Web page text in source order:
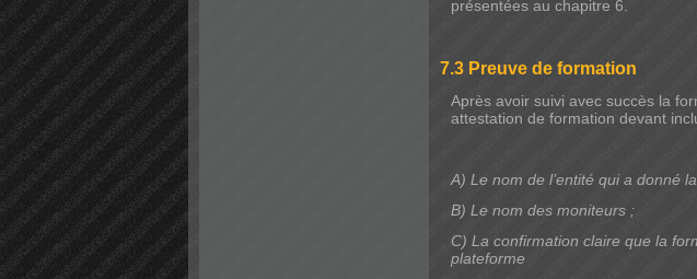
présentées au chapitre 6.
7.3 Preuve de formation
Après avoir suivi avec succès la
attestation de formation devant
A) Le nom de l’entité qui a donné
B) Le nom des moniteurs ;
C) La confirmation claire que la
plateforme